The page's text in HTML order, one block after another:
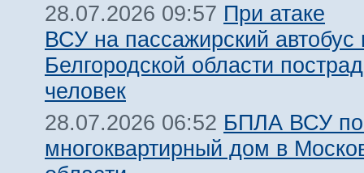
28.07.2026 09:57 При атаке
ВСУ на пассажирский автобус
Белгородской области
человек
28.07.2026 06:52 БПЛА ВСУ
многоквартирный дом в